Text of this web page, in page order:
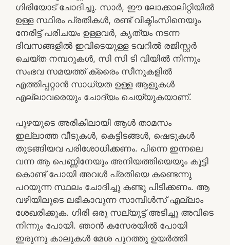
ഗിരിയോട് ചോദിച്ചു. സാർ, ഈ ലോക്കാലിറ്റിയിൽ
ഉള്ള സ്ഥിരം പ്രതികൾ, രണ്ട് വിക്ടിംസിനെയും
നേരിട്ട് പരിചയം ഉള്ളവർ, കൃത്യം നടന്ന
ദിവസങ്ങളിൽ ഇവിടെയുള്ള ടവറിൽ രജിസ്റ്റർ
ചെയ്ത നമ്പറുകൾ, സി സി ടി വിയിൽ നിന്നും
സംഭവ സമയത്ത് ക്രൈം സീനുകളിൽ
എത്തിപ്പറ്റാൻ സാധ്യത ഉള്ള ആളുകൾ
എല്ലാവരെയും ചോദ്യം ചെയ്യുകയാണ്.
പുഴയുടെ അരികിലായി ആൾ താമസം
ഇല്ലാത്ത വീടുകൾ, കെട്ടിടങ്ങൾ, ഷെടുകൾ
തുടങ്ങിയവ പരിശോധിക്കണം. പിന്നെ ഇന്നലെ
വന്ന ആ പെണ്ണിനേയും അനിയത്തിയെയും കൂട്ടി
കൊണ്ട് പോയി അവൾ പ്രതിയെ കണ്ടെന്നു
പറയുന്ന സ്ഥലം ചോദിച്ചു കണ്ടു പിടിക്കണം. ആ
വഴിയിലൂടെ ലഭികാവുന്ന സാമ്പിൾസ് എല്ലാം
ശേഖരിക്കുക. ഗിരി ഒരു സല്യൂട്ട് അടിച്ചു അവിടെ
നിന്നും പോയി. ഞാൻ കസേരയിൽ പോയി
ഇരുന്നു കാലുകൾ മേശ പുറത്തു ഉയർത്തി